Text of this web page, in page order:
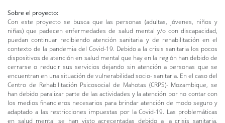
Sobre el proyecto:
Con este proyecto se busca que las personas (adultas, jóvenes, niños y
niñas) que padecen enfermedades de salud mental y/o con discapacidad,
puedan continuar recibiendo atención sanitaria y de rehabilitación en el
contexto de la pandemia del Covid-19. Debido a la crisis sanitaria los pocos
dispositivos de atención en salud mental que hay en la región han debido de
cerrarse o reducir sus servicios dejando sin atención a personas que se
encuentran en una situación de vulnerabilidad socio- sanitaria. En el caso del
Centro de Rehabilitación Psicosocial de Mahotas (CRPS)- Mozambique, se
han debido paralizar parte de las actividades y la atención por no contar con
los medios financieros necesarios para brindar atención de modo seguro y
adaptado a las restricciones impuestas por la Covid-19. Las problemáticas
en salud mental se han visto acrecentadas debido a la crisis sanitaria,